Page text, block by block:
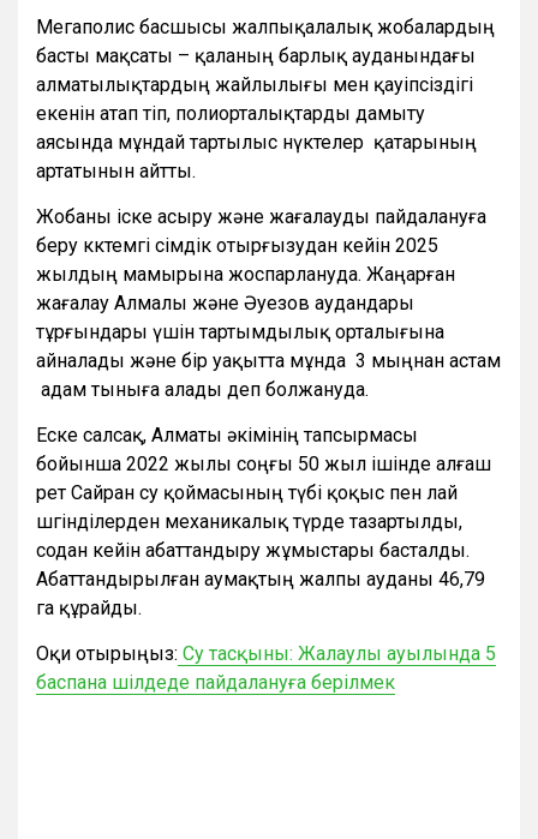
Мегаполис басшысы жалпықалалық жобалардың
басты мақсаты – қаланың барлық ауданындағы
алматылықтардың жайлылығы мен қауіпсіздігі
екенін атап өтіп, полиорталықтарды дамыту
аясында мұндай тартылыс нүктелер қатарының
артатынын айтты.
Жобаны іске асыру және жағалауды пайдалануға
беру көктемгі өсімдік отырғызудан кейін 2025
жылдың мамырына жоспарлануда. Жаңарған
жағалау Алмалы және Әуезов аудандары
тұрғындары үшін тартымдылық орталығына
айналады және бір уақытта мұнда 3 мыңнан астам
адам тыныға алады деп болжануда.
Еске салсақ, Алматы әкімінің тапсырмасы
бойынша 2022 жылы соңғы 50 жыл ішінде алғаш
рет Сайран су қоймасының түбі қоқыс пен лай
шөгінділерден механикалық түрде тазартылды,
содан кейін абаттандыру жұмыстары басталды.
Абаттандырылған аумақтың жалпы ауданы 46,79
га құрайды.
Оқи отырыңыз: Су тасқыны: Жалаулы ауылында 5
баспана шілдеде пайдалануға берілмек